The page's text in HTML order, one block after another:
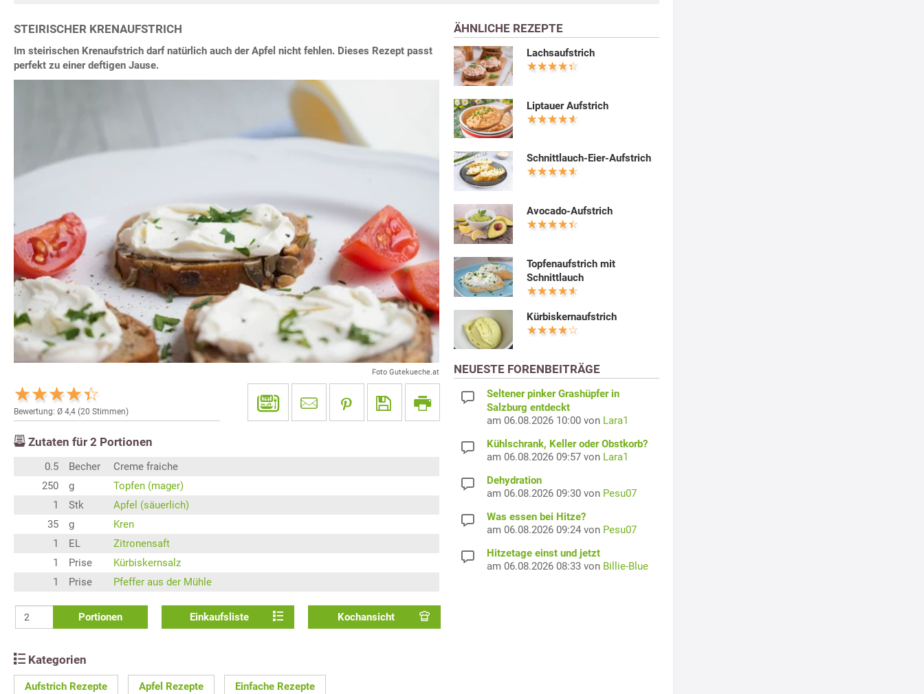
STEIRISCHER KRENAUFSTRICH
Im steirischen Krenaufstrich darf natürlich auch der Apfel nicht fehlen. Dieses Rezept passt
perfekt zu einer deftigen Jause.
Foto Gutekueche.at
Bewertung: Ø 4,4 (20 Stimmen)
Zutaten für 2 Portionen
0.5 Becher
Creme fraiche
250
g
Topfen (mager)
1
Stk
Apfel (säuerlich)
35
g
Kren
1
EL
Zitronensaft
1
Prise
Kürbiskernsalz
1
Prise Pfeffer aus der Mühle
Portionen Einkaufsliste Kochansicht
Kategorien
Aufstrich Rezepte Apfel Rezepte Einfache Rezepte
ÄHNLICHE REZEPTE
Lachsaufstrich
Liptauer Aufstrich
Schnittlauch-Eier-Aufstrich
Avocado-Aufstrich
Topfenaufstrich mit
Schnittlauch
Kürbiskernaufstrich
NEUESTE FORENBEITRÄGE
Seltener pinker Grashüpfer in
Salzburg entdeckt
am 06.08.2026 10:00 von Lara1
Kühlschrank, Keller oder Obstkorb?
am 06.08.2026 09:57 von Lara1
Dehydration
am 06.08.2026 09:30 von Pesu07
Was essen bei Hitze?
am 06.08.2026 09:24 von Pesu07
Hitzetage einst und jetzt
am 06.08.2026 08:33 von Billie-Blue